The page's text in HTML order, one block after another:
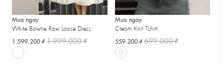
Mua ngay
White Bowtie Raw Loose Dress
1.599.200 ₫1.999.000 ₫
Mua ngay
Cream Knit Tshirt
559.200 ₫699.000 ₫